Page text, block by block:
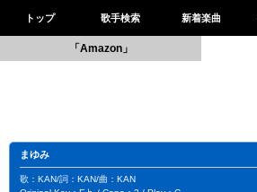
トップ 歌手検索 新着楽曲
「Amazon」
まゆみ
歌：KAN/詞：KAN/曲：KAN